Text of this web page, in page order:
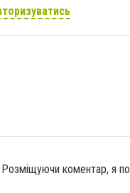
Розміщуючи коментар, я